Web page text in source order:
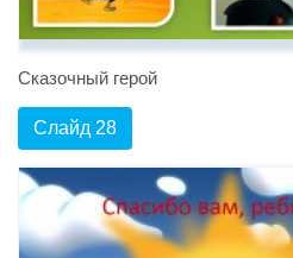
Сказочный герой
Слайд 28